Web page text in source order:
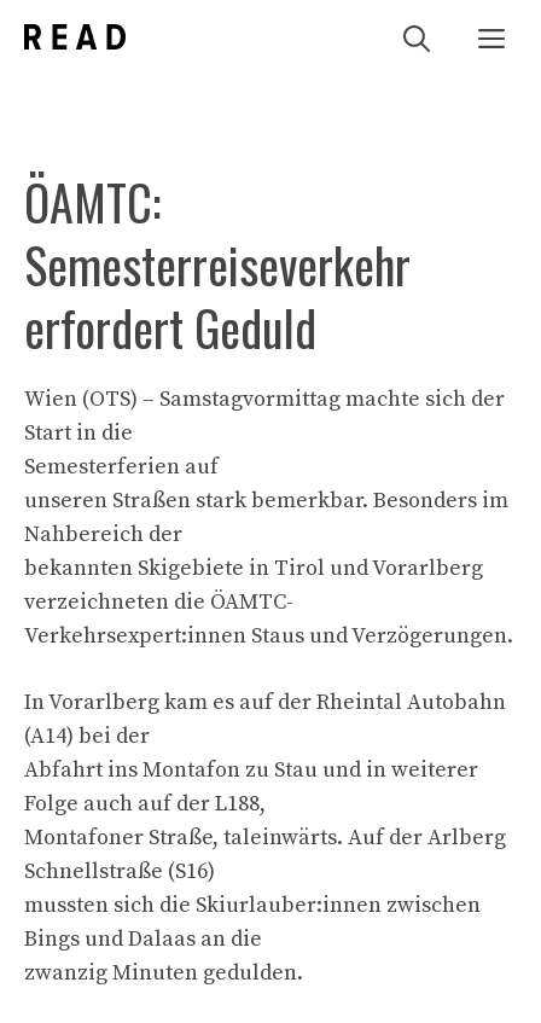
Inhalt
ÖAMTC:
Semesterreiseverkehr
erfordert Geduld
Wien (OTS) – Samstagvormittag machte sich der
Start in die
Semesterferien auf
unseren Straßen stark bemerkbar. Besonders im
Nahbereich der
bekannten Skigebiete in Tirol und Vorarlberg
verzeichneten die ÖAMTC-
Verkehrsexpert:innen Staus und Verzögerungen.
In Vorarlberg kam es auf der Rheintal Autobahn
(A14) bei der
Abfahrt ins Montafon zu Stau und in weiterer
Folge auch auf der L188,
Montafoner Straße, taleinwärts. Auf der Arlberg
Schnellstraße (S16)
mussten sich die Skiurlauber:innen zwischen
Bings und Dalaas an die
zwanzig Minuten gedulden.